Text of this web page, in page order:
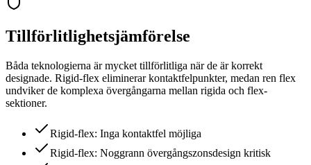
Tillförlitlighetsjämförelse
Båda teknologierna är mycket tillförlitliga när de är korrekt
designade. Rigid-flex eliminerar kontaktfelpunkter, medan ren flex
undviker de komplexa övergångarna mellan rigida och flex-
sektioner.
Rigid-flex: Inga kontaktfel möjliga
Rigid-flex: Noggrann övergångszonsdesign kritisk